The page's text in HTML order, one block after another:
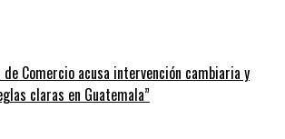
de Comercio acusa intervención cambiaria y
claras en Guatemala”